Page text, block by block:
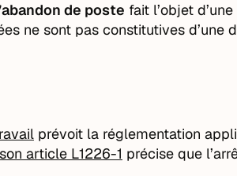
de poste fait l’objet
ne sont pas constitutives d’une
prévoit la réglementation
son article L1226-1 précise que